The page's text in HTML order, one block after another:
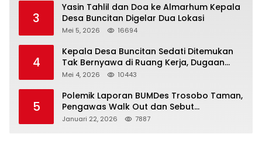
3
Yasin Tahlil dan Doa ke Almarhum Kepala
Desa Buncitan Digelar Dua Lokasi
Mei 5, 2026 16694
4
Kepala Desa Buncitan Sedati Ditemukan
Tak Bernyawa di Ruang Kerja, Dugaan
Bunuh Diri Menguat
Mei 4, 2026 10443
5
Polemik Laporan BUMDes Trosobo Taman,
Pengawas Walk Out dan Sebut
Kejanggalan
Januari 22, 2026 7887